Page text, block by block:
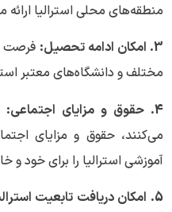
منطقه‌های محلی استرالیا
3. امکان ادامه تحصیل:
فرصت
مختلف و دانشگاه‌های معتبر
4. حقوق و مزایای اجتماعی:
می‌کنند، حقوق و مزایای
آموزشی استرالیا را برای خود و
5. امکان دریافت تابعیت استرالیا: